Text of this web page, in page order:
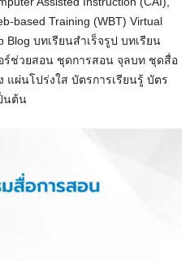
based Training (WBT) Virtual
Blog บทเรียนสำเร็จรูป บทเรียน
ร์ช่วยสอน ชุดการสอน จุลบท ชุดสื่อ
แผ่นโปร่งใส บัตรการเรียนรู้ บัตร
นต้น